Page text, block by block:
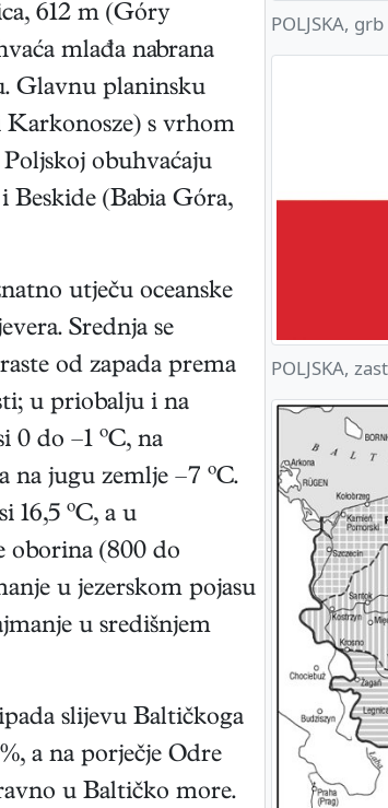
POLJSKA, grb
POLJSKA,
612 m (Góry
mlađa nabrana
Glavnu planinsku
s vrhom
obuhvaćaju
(Babia Góra,
utječu oceanske
Srednja se
od zapada prema
u priobalju i na
0 do –1 ºC, na
na jugu zemlje –7 ºC.
16,5 ºC, a u
oborina (800 do
u jezerskom pojasu
u središnjem
slijevu Baltičkoga
a na porječje Odre
u Baltičko more.